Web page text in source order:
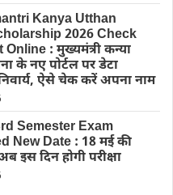
Kanya Utthan
2026 Check
: मुख्यमंत्री कन्या
के नए पोर्टल पर डेटा
ऐसे चेक करें अपना नाम
Semester Exam
New Date : 18 मई की
अब इस दिन होगी परीक्षा